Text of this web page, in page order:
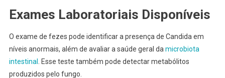
Exames Laboratoriais Disponíveis
O exame de fezes pode identificar a presença de Candida em
níveis anormais, além de avaliar a saúde geral da microbiota
intestinal . Esse teste também pode detectar metabólitos
produzidos pelo fungo.